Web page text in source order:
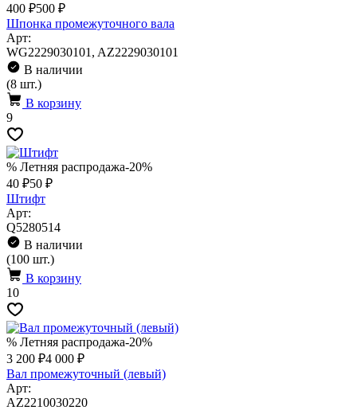
400 ₽500 ₽
Шпонка промежуточного вала
Арт:
WG2229030101, AZ2229030101
В наличии
(8 шт.)
В корзину
9
% Летняя распродажа-20%
40 ₽50 ₽
Штифт
Арт:
Q5280514
В наличии
(100 шт.)
В корзину
10
% Летняя распродажа-20%
3 200 ₽4 000 ₽
Вал промежуточный (левый)
Арт:
AZ2210030220